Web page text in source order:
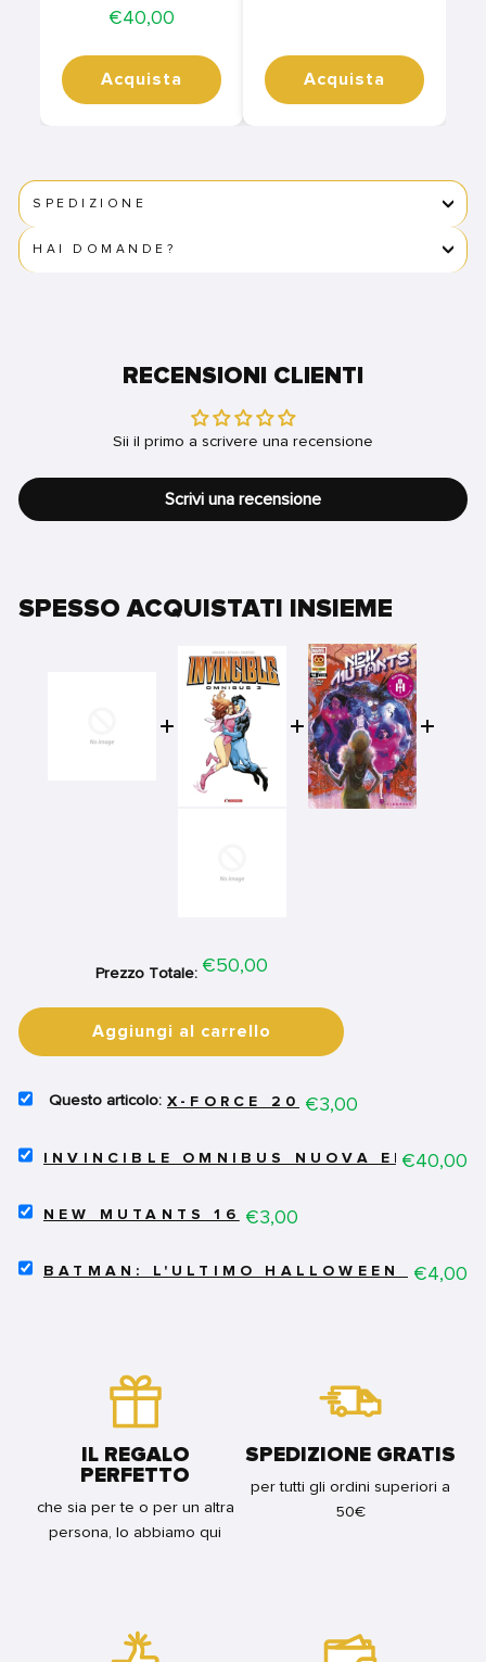
Price
€40,00
Acquista Acquista
SPEDIZIONE
HAI DOMANDE?
RECENSIONI CLIENTI
Sii il primo a scrivere una recensione
Scrivi una recensione
SPESSO ACQUISTATI INSIEME
Prezzo Totale: Price
€50,00
Aggiungi al carrello
SELECT
20
X-FORCE 20 Price
€3,00
SELECT
NUOVA
FOR
INVINCIBLE OMNIBUS NUOVA Price
€40,00
SELECT
16
NEW MUTANTS 16 Price
€3,00
SELECT
BATMAN: L'ULTIMO HALLOWEEN VOL.9
Price
€4,00
IL REGALO
PERFETTO
che sia per te o per un altra
persona, lo abbiamo qui
SPEDIZIONE GRATIS
per tutti gli ordini superiori a
50€